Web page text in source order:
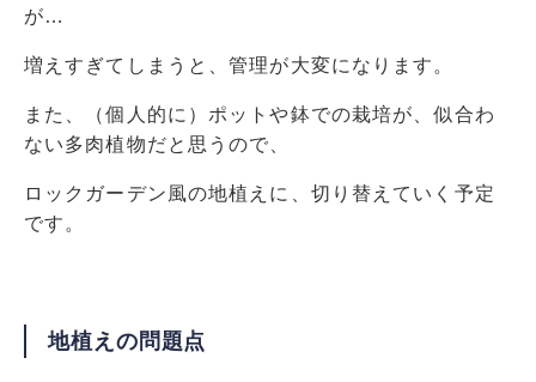
が…
増えすぎてしまうと、管理が大変になります。
また、（個人的に）ポットや鉢での栽培が、似合わ
ない多肉植物だと思うので、
ロックガーデン風の地植えに、切り替えていく予定
です。
地植えの問題点